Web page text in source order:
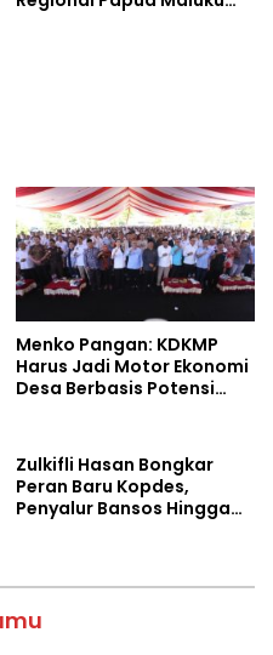
Menko Pangan: KDKMP
Harus Jadi Motor Ekonomi
Desa Berbasis Potensi
Perkebunan
Zulkifli Hasan Bongkar
Peran Baru Kopdes,
Penyalur Bansos Hingga